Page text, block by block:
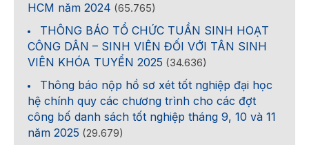
HCM năm 2024 (65.765)
THÔNG BÁO TỔ CHỨC TUẦN SINH HOẠT
CÔNG DÂN – SINH VIÊN ĐỐI VỚI TÂN SINH
VIÊN KHÓA TUYỂN 2025 (34.636)
Thông báo nộp hồ sơ xét tốt nghiệp đại học
hệ chính quy các chương trình cho các đợt
công bố danh sách tốt nghiệp tháng 9, 10 và 11
năm 2025 (29.679)